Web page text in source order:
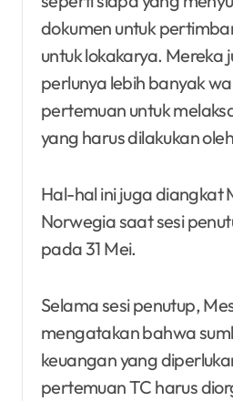
dokumen untuk
untuk lokakarya. Mereka
perlunya lebih banyak
pertemuan untuk
yang harus dilakukan
Hal-hal ini juga diangkat
Norwegia saat sesi
pada 31 Mei.
Selama sesi penutup,
mengatakan bahwa
keuangan yang
pertemuan TC harus